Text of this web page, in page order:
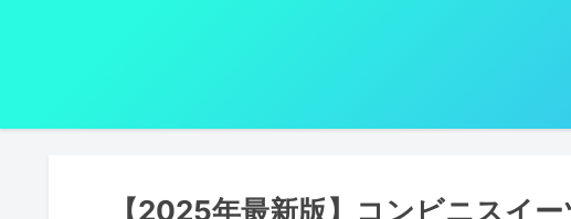
【2025年最新版】コンビニスイ